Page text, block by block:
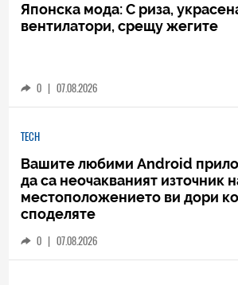
Японска мода: С риза,
вентилатори, срещу жегите
0 | 07.08.2026
TECH
Вашите любими Android
да са неочакваният източник
местоположението ви дори
споделяте
0 | 07.08.2026